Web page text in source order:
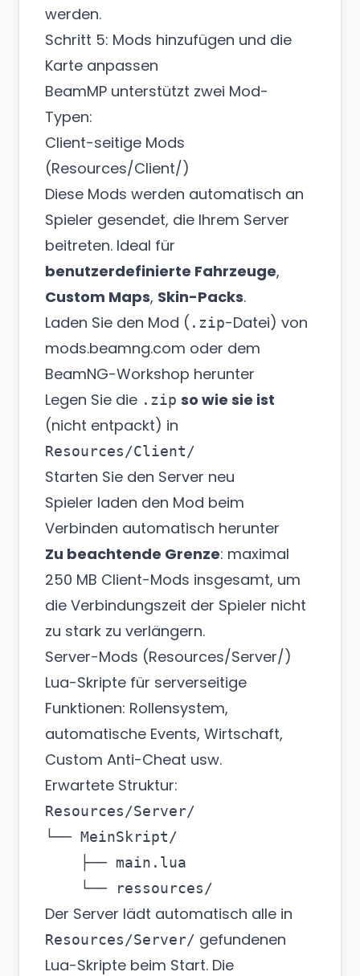
werden.
Schritt 5: Mods hinzufügen und die
Karte anpassen
BeamMP unterstützt zwei Mod-
Typen:
Client-seitige Mods
(Resources/Client/)
Diese Mods werden automatisch an
Spieler gesendet, die Ihrem Server
beitreten. Ideal für
benutzerdefinierte Fahrzeuge,
Custom Maps, Skin-Packs.
Laden Sie den Mod ( .zip-Datei) von
mods.beamng.com oder dem
BeamNG-Workshop herunter
Legen Sie die .zip so wie sie ist
(nicht entpackt) in
Resources/Client/
Starten Sie den Server neu
Spieler laden den Mod beim
Verbinden automatisch herunter
Zu beachtende Grenze: maximal
250 MB Client-Mods insgesamt, um
die Verbindungszeit der Spieler nicht
zu stark zu verlängern.
Server-Mods (Resources/Server/)
Lua-Skripte für serverseitige
Funktionen: Rollensystem,
automatische Events, Wirtschaft,
Custom Anti-Cheat usw.
Erwartete Struktur:
Resources/Server/
└── MeinSkript/
    ├── main.lua
Der Server lädt automatisch alle in
Resources/Server/ gefundenen
Lua-Skripte beim Start. Die